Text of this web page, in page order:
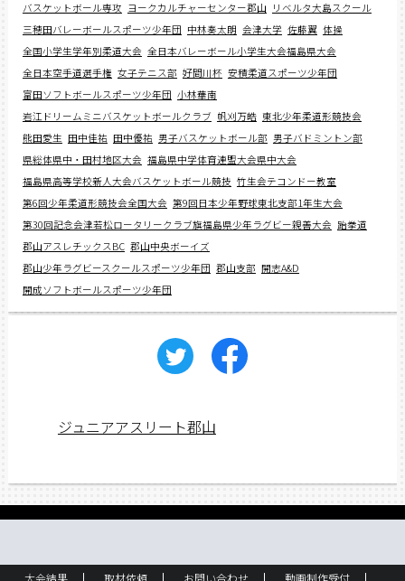
バスケットボール専攻 ヨークカルチャーセンター郡山 リベルタ大島スクール
三穂田バレーボールスポーツ少年団 中林奏太朗 会津大学 佐藤翼 体操
全国小学生学年別柔道大会 全日本バレーボール小学生大会福島県大会
全日本空手道選手権 女子テニス部 好間川杯 安積柔道スポーツ少年団
富田ソフトボールスポーツ少年団 小林華南
岩江ドリームミニバスケットボールクラブ 帆刈万皓 東北少年柔道形競技会
熊田愛生 田中佳祐 田中優祐 男子バスケットボール部 男子バドミントン部
県総体県中・田村地区大会 福島県中学体育連盟大会県中大会
福島県高等学校新人大会バスケットボール競技 竹生会テコンドー教室
第6回少年柔道形競技会全国大会 第9回日本少年野球東北支部1年生大会
第30回記念会津若松ロータリークラブ旗福島県少年ラグビー親善大会 跆拳道
郡山アスレチックスBC 郡山中央ボーイズ
郡山少年ラグビースクールスポーツ少年団 郡山支部 開志A&D
開成ソフトボールスポーツ少年団
ジュニアアスリート郡山